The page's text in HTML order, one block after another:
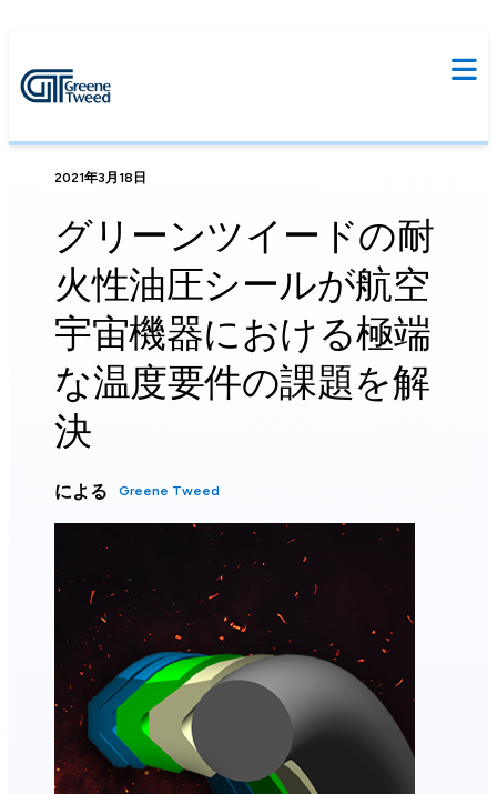
2021年3月18日
グリーンツイードの耐
火性油圧シールが航空
宇宙機器における極端
な温度要件の課題を解
決
による Greene Tweed